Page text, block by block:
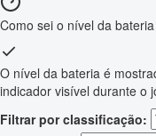
Como sei o nível da
O nível da bateria é
indicador visível durante o
Filtrar por classificação: